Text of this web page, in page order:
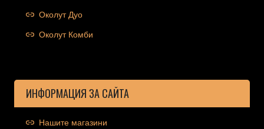
Околут Дуо
Околут Комби
ИНФОРМАЦИЯ ЗА САЙТА
Нашите магазини